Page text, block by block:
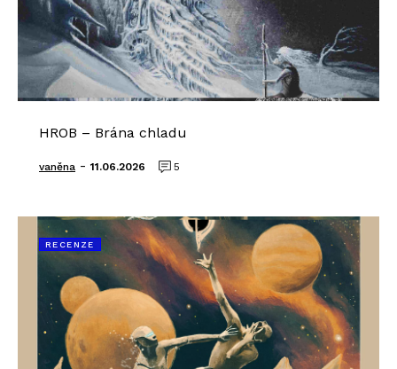
HROB – Brána chladu
vaněna - 11.06.2026 5
RECENZE